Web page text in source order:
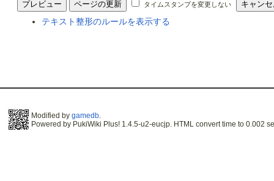
タイムスタンプを変更しない
テキスト整形のルールを表示する
Modified by gamedb.
Powered by PukiWiki Plus! 1.4.5-u2-eucjp. HTML convert time to 0.002